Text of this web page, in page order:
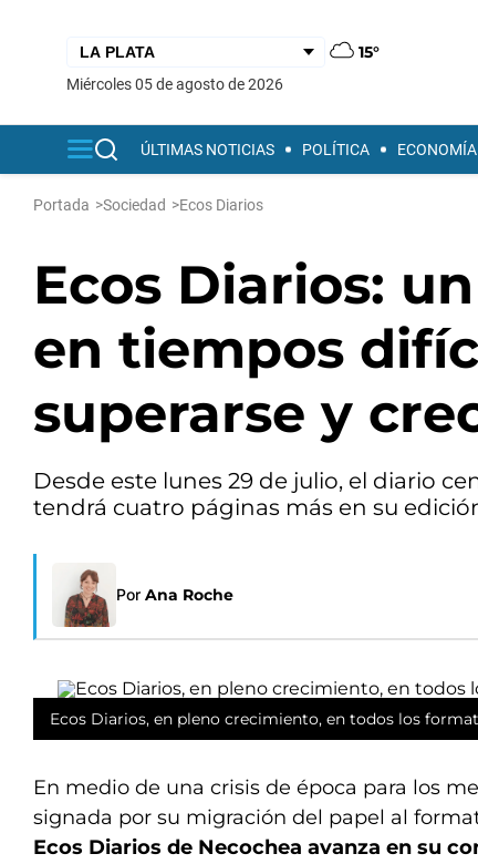
15°
miércoles 05 de agosto de 2026
ÚLTIMAS NOTICIAS POLÍTICA ECONOMÍA
Portada >Sociedad >Ecos Diarios
Ecos Diarios:
en tiempos
superarse y
Desde este lunes 29 de julio, el diario
tendrá cuatro páginas más en su
Por Ana Roche
Ecos Diarios, en pleno crecimiento, en todos los
En medio de una crisis de época para los
signada por su migración del papel al
Ecos Diarios de Necochea avanza en su